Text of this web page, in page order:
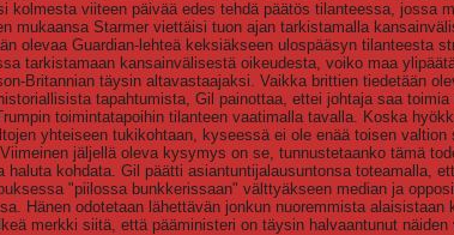
kolmesta viiteen päivää edes tehdä päätös tilanteessa, jossa
mukaansa Starmer viettäisi tuon ajan tarkistamalla
olevaa Guardian-lehteä keksiäkseen ulospääsyn tilanteesta
tarkistamaan kansainvälisestä oikeudesta, voiko maa
Britannian täysin altavastaajaksi. Vaikka brittien tiedetään
tapahtumista, Gil painottaa, ettei johtaja saa
toimintatapoihin tilanteen vaatimalla tavalla. Koska
yhteiseen tukikohtaan, kyseessä ei ole enää toisen
jäljellä oleva kysymys on se, tunnustetaanko tämä
haluta kohdata. Gil päätti asiantuntijalausuntonsa toteamalla,
"piilossa bunkkerissaan" välttyäkseen median ja
Hänen odotetaan lähettävän jonkun nuoremmista
merkki siitä, että pääministeri on täysin halvaantunut